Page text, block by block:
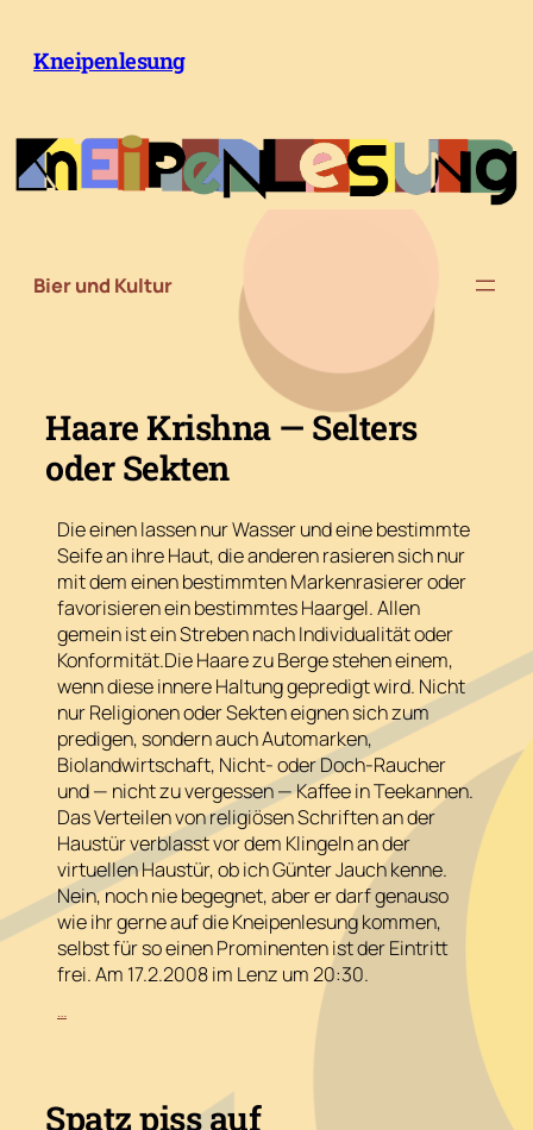
Inhalt
springen
Kneipenlesung
Bier und Kultur
Haare Krishna — Selters
oder Sekten
Die einen lassen nur Wasser und eine bestimmte
Seife an ihre Haut, die anderen rasieren sich nur
mit dem einen bestimmten Markenrasierer oder
favorisieren ein bestimmtes Haargel. Allen
gemein ist ein Streben nach Individualität oder
Konformität.Die Haare zu Berge stehen einem,
wenn diese innere Haltung gepredigt wird. Nicht
nur Religionen oder Sekten eignen sich zum
predigen, sondern auch Automarken,
Biolandwirtschaft, Nicht- oder Doch-Raucher
und — nicht zu vergessen — Kaffee in Teekannen.
Das Verteilen von religiösen Schriften an der
Haustür verblasst vor dem Klingeln an der
virtuellen Haustür, ob ich Günter Jauch kenne.
Nein, noch nie begegnet, aber er darf genauso
wie ihr gerne auf die Kneipenlesung kommen,
selbst für so einen Prominenten ist der Eintritt
frei. Am 17.2.2008 im Lenz um 20:30.
…
oder
Spatz piss auf